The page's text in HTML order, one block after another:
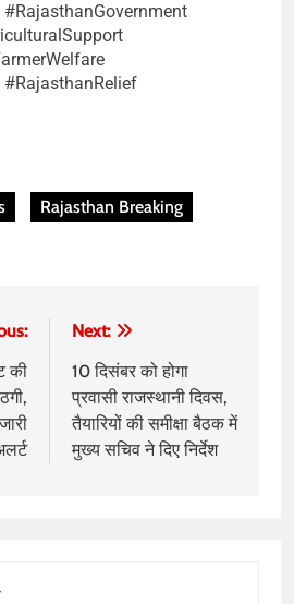
Rajasthan Breaking
की
Next:
10 दिसंबर को होगा
प्रवासी राजस्थानी दिवस,
तैयारियों की समीक्षा बैठक में
मुख्य सचिव ने दिए निर्देश